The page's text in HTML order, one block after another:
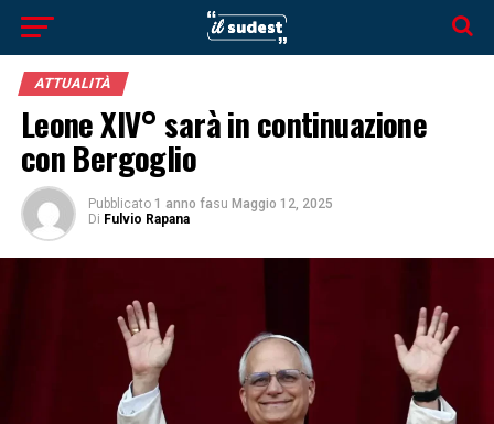
ATTUALITÀ
Leone XIV° sarà in continuazione
con Bergoglio
Pubblicato 1 anno fasu Maggio 12, 2025
Di Fulvio Rapana